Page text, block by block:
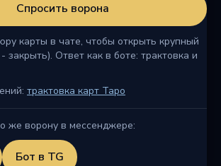
Спросить ворона
карты в чате, чтобы открыть крупный
закрыть). Ответ как в боте: трактовка и
трактовка карт Таро
же ворону в мессенджере:
Бот в TG